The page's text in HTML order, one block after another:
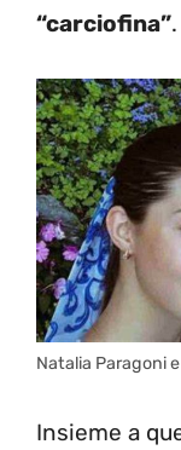
“carciofina”.
Natalia Paragoni
Insieme a